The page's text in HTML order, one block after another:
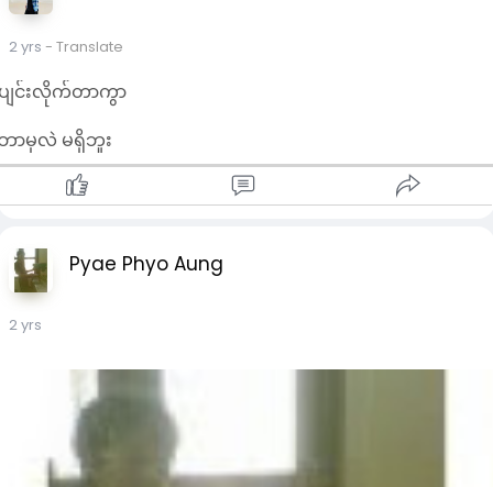
2 yrs - Translate
ျင်းလိုက်တာကွာ
ာမှလဲ မရှိဘူး
Pyae Phyo Aung
2 yrs